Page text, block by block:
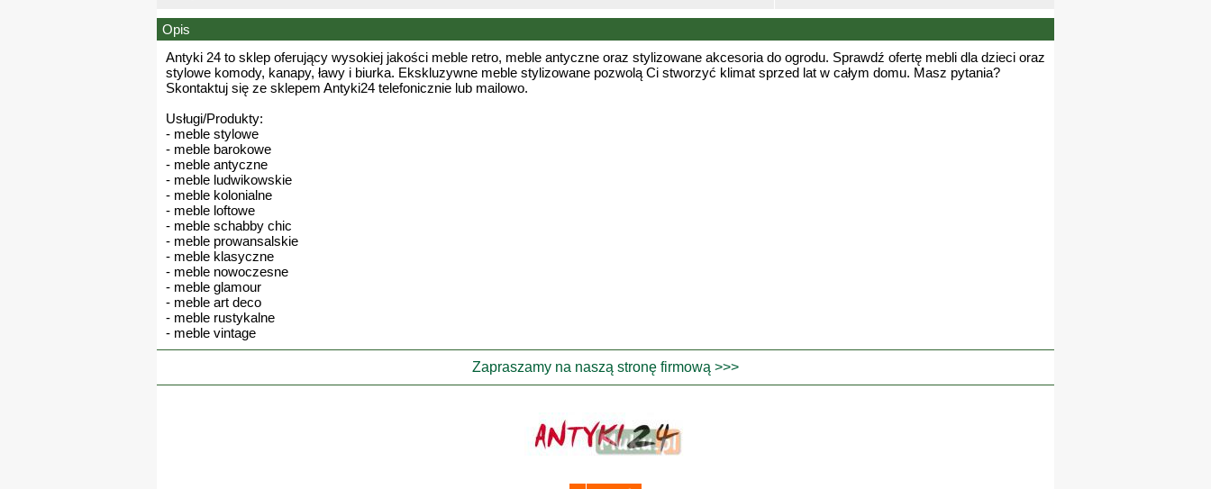
Opis
Antyki 24 to sklep oferujący wysokiej jakości meble retro, meble antyczne oraz stylizowane akcesoria do ogrodu. Sprawdź ofertę mebli dla dzieci oraz
stylowe komody, kanapy, ławy i biurka. Ekskluzywne meble stylizowane pozwolą Ci stworzyć klimat sprzed lat w całym domu. Masz pytania?
Skontaktuj się ze sklepem Antyki24 telefonicznie lub mailowo.
Usługi/Produkty:
- meble stylowe
- meble barokowe
- meble antyczne
- meble ludwikowskie
- meble kolonialne
- meble loftowe
- meble schabby chic
- meble prowansalskie
- meble klasyczne
- meble nowoczesne
- meble glamour
- meble art deco
- meble rustykalne
- meble vintage
Zapraszamy na naszą stronę firmową >>>